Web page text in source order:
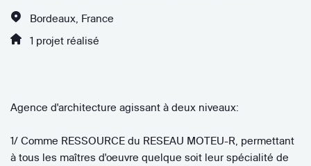
Bordeaux, France
1 projet réalisé
Agence d'architecture agissant à deux niveaux:
1/ Comme RESSOURCE du RESEAU MOTEU-R, permettant
à tous les maîtres d'oeuvre quelque soit leur spécialité de